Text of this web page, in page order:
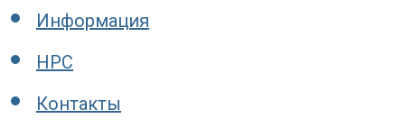
Информация
НРС
Контакты